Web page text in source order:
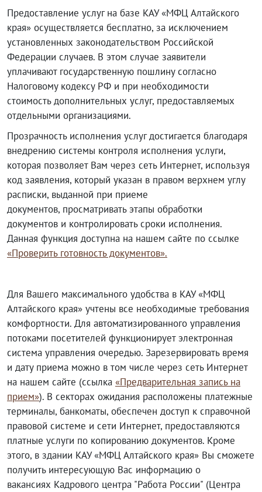
Предоставление услуг на базе КАУ «МФЦ Алтайского
края» осуществляется бесплатно, за исключением
установленных законодательством Российской
Федерации случаев. В этом случае заявители
уплачивают государственную пошлину согласно
Налоговому кодексу РФ и при необходимости
стоимость дополнительных услуг, предоставляемых
отдельными организациями.
Прозрачность исполнения услуг достигается благодаря
внедрению системы контроля исполнения услуги,
которая позволяет Вам через сеть Интернет, используя
код заявления, который указан в правом верхнем углу
расписки, выданной при приеме
документов, просматривать этапы обработки
документов и контролировать сроки исполнения.
Данная функция доступна на нашем сайте по ссылке
«Проверить готовность документов».
Для Вашего максимального удобства в КАУ «МФЦ
Алтайского края» учтены все необходимые требования
комфортности. Для автоматизированного управления
потоками посетителей функционирует электронная
система управления очередью. Зарезервировать время
и дату приема можно в том числе через сеть Интернет
на нашем сайте (ссылка «Предварительная запись на
прием»). В секторах ожидания расположены платежные
терминалы, банкоматы, обеспечен доступ к справочной
правовой системе и сети Интернет, предоставляются
платные услуги по копированию документов. Кроме
этого, в здании КАУ «МФЦ Алтайского края» Вы сможете
получить интересующую Вас информацию о
вакансиях Кадрового центра "Работа России" (Центра